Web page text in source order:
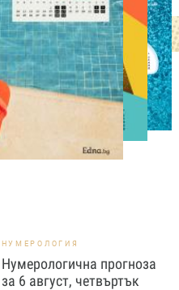
АСТРОЛОГИЯ
Дневен хороскоп за 6
август, четвъртък
НУМЕРОЛОГИЯ
Нумерологична прогноза
за 6 август, четвъртък